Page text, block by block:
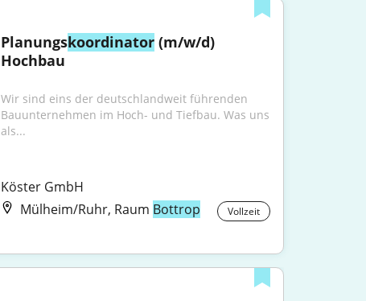
Planungskoordinator (m/w/d)
Hochbau
Wir sind eins der deutschlandweit führenden
Bauunternehmen im Hoch- und Tiefbau. Was uns
als...
Köster GmbH
Mülheim/Ruhr, Raum Bottrop Vollzeit